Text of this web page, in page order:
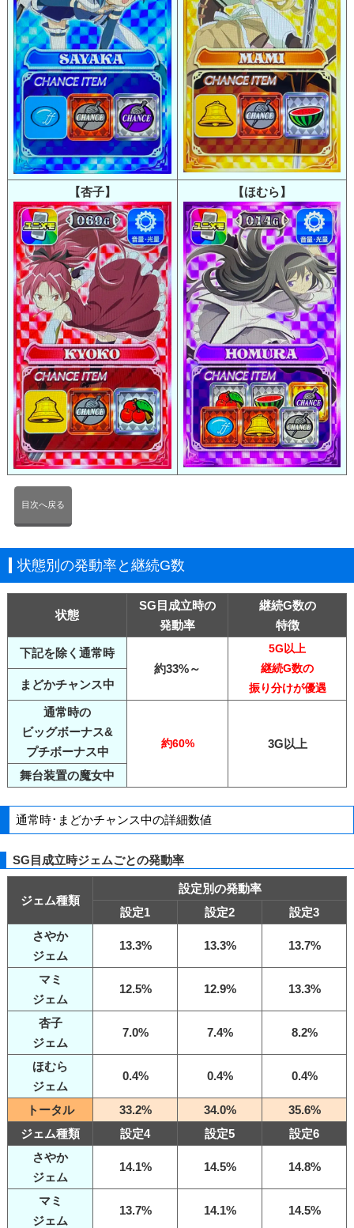
【杏子】 【ほむら】
目次へ戻る
状態別の発動率と継続G数
状態
SG目成立時の
発動率
継続G数の
特徴
下記を除く通常時
約33%～
5G以上
継続G数の
振り分けが優遇
まどかチャンス中
通常時の
ビッグボーナス&
プチボーナス中
約60% 3G以上
舞台装置の魔女中
通常時･まどかチャンス中の詳細数値
SG目成立時ジェムごとの発動率
ジェム種類
設定別の発動率
設定1
設定2
設定3
さやか
ジェム
13.3% 13.3% 13.7%
マミ
ジェム
12.5% 12.9% 13.3%
杏子
ジェム
7.0% 7.4% 8.2%
ほむら
ジェム
0.4% 0.4% 0.4%
トータル 33.2% 34.0%
35.6%
ジェム種類
設定4 設定5
設定6
さやか
ジェム
14.1% 14.5% 14.8%
マミ
ジェム
13.7% 14.1% 14.5%